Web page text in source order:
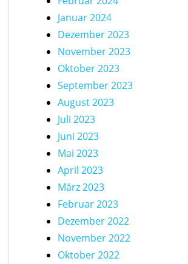
Januar 2024
Dezember 2023
November 2023
Oktober 2023
September 2023
August 2023
Juli 2023
Juni 2023
Mai 2023
April 2023
März 2023
Februar 2023
Dezember 2022
November 2022
Oktober 2022